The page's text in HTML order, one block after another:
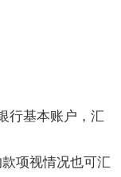
行基本账户，汇
项视情况也可汇